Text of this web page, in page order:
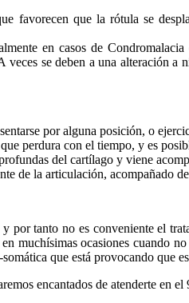
favorecen que la rótula se
en casos de
se deben a una alteración
por alguna posición, o
perdura con el tiempo, y es
del cartílago y viene
de la articulación, acompañado
tanto no es conveniente el
muchísimas ocasiones cuando
que está provocando que
encantados de atenderte en